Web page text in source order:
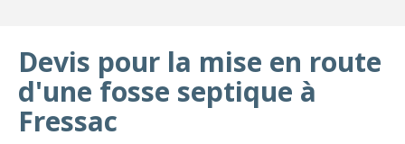
Devis pour la mise en route
d'une fosse septique à
Fressac